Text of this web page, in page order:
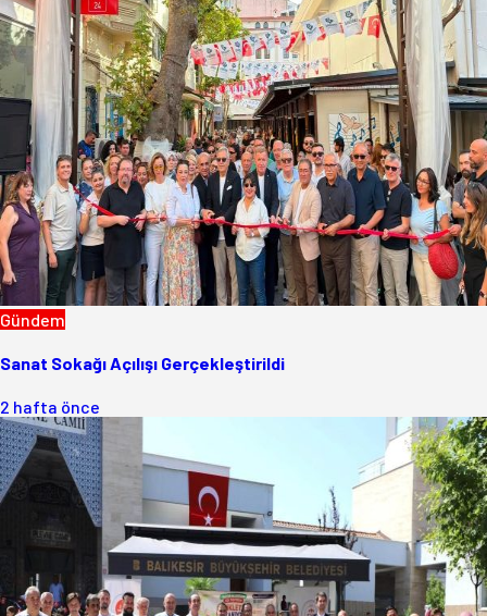
Gündem
Sanat Sokağı Açılışı Gerçekleştirildi
2 hafta önce